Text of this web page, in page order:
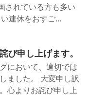
されている方も多い
連休をおすご...
び申し上げます。
において、適切では
ました。 大変申し訳
心よりお詫び申し上